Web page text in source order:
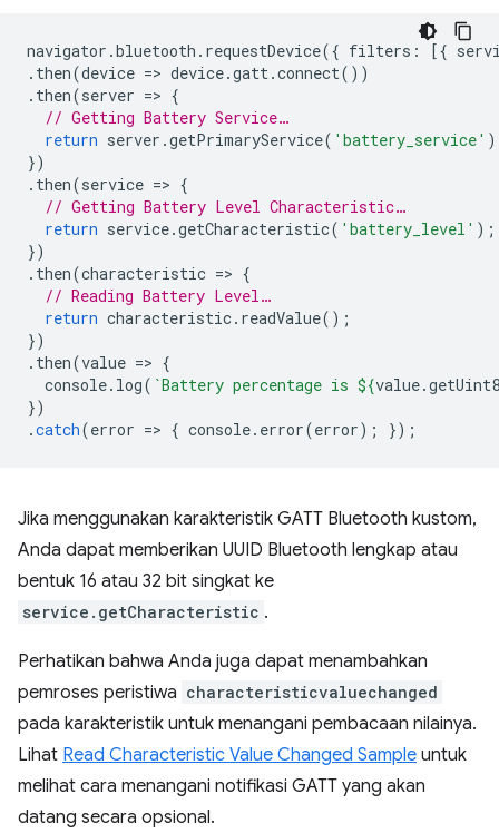
navigator .bluetooth . requestDevice({ filters : [{
. then(device => device.gatt.connect())
. then(server => {
// Getting Battery Service…
return server .getPrimaryService( 'battery_service'
})
. then(service => {
// Getting Battery Level Characteristic…
return service.getCharacteristic( 'battery_level' );
})
. then(characteristic => {
// Reading Battery Level…
return characteristic. readValue();
})
. then(value => {
console. log( `Battery percentage is ${value.getUint8
})
.catch(error => { console. error(error); });
Jika menggunakan karakteristik GATT Bluetooth kustom,
Anda dapat memberikan UUID Bluetooth lengkap atau
bentuk 16 atau 32 bit singkat ke
service.getCharacteristic .
Perhatikan bahwa Anda juga dapat menambahkan
pemroses peristiwa characteristicvaluechanged
pada karakteristik untuk menangani pembacaan nilainya.
Lihat Read Characteristic Value Changed Sample untuk
melihat cara menangani notifikasi GATT yang akan
datang secara opsional.